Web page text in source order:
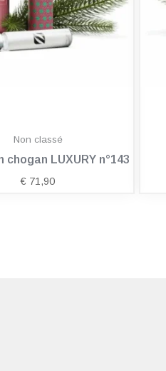
Non classé
chogan LUXURY n°143
€ 71,90